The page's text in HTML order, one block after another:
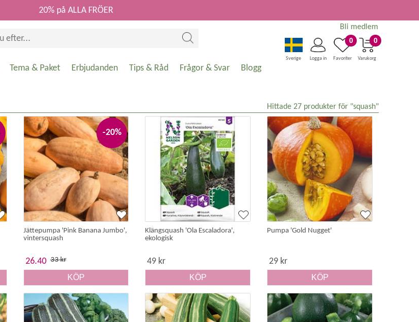
0
Varukorg
0
Favoriter
Logga in
Sverige
Bli medlem
20% på ALLA FRÖER
Tema & Paket Erbjudanden Tips & Råd Frågor & Svar Blogg
Hittade 27 produkter för "squash"
-20%
Jättepumpa 'Pink Banana Jumbo',
vintersquash
26.40 33 kr
KÖP
Klängsquash 'Ola Escaladora',
ekologisk
49 kr
KÖP
Pumpa 'Gold Nugget'
29 kr
KÖP